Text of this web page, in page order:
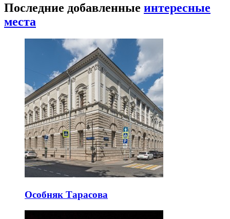
Последние добавленные интересные
места
Особняк Тарасова